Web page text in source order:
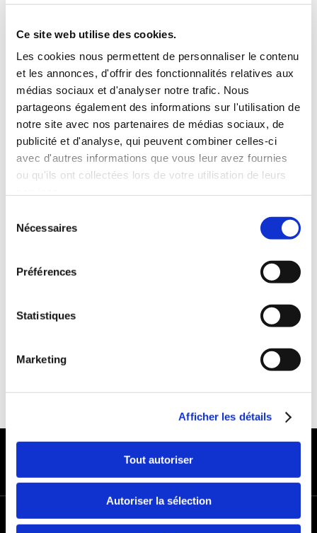
Ce site web utilise des cookies.
Les cookies nous permettent de personnaliser le contenu
et les annonces, d'offrir des fonctionnalités relatives aux
médias sociaux et d'analyser notre trafic. Nous
partageons également des informations sur l'utilisation de
notre site avec nos partenaires de médias sociaux, de
publicité et d'analyse, qui peuvent combiner celles-ci
avec d'autres informations que vous leur avez fournies
ou qu'ils ont collectées lors de votre utilisation de leurs
Nécessaires
Préférences
Statistiques
Marketing
Afficher les détails
Tout autoriser
Autoriser la sélection
INCLUS À LA LOCATION
Killométrage illimité
Assurance tous risques (hors franchise)
Carburant : plein à rendre plein
CONDITIONS DE LOCATION
Age minimum :20 ans
ASSURANCE
Franchise :1500 €
MODES DE PAIEMENT
+